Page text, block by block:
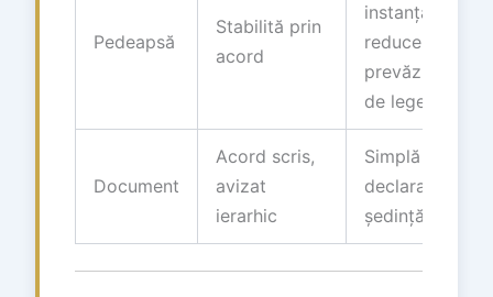
Pedeapsă
Stabilită prin
acord
instanță, cu
reduceri
prevăzute
de lege
Document
Acord scris,
avizat
ierarhic
Simplă
declarație în
ședință